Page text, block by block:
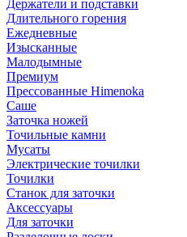
Держатели и подставки
Длительного горения
Ежедневные
Изысканные
Малодымные
Премиум
Прессованные Himenoka
Саше
Заточка ножей
Точильные камни
Мусаты
Электрические точилки
Точилки
Станок для заточки
Аксессуары
Для заточки